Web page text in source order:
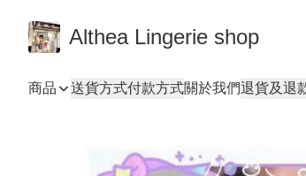
Althea Lingerie shop
商品 送貨方式付款方式關於我們退貨及退